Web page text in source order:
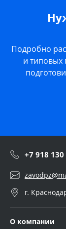
Подробно
и типовых
+7 918 130
г.
О компании